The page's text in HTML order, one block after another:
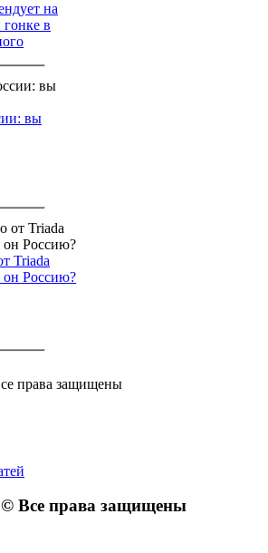
на
гонке в
вы
Triada
он Россию?
права защищены
© Все права защищены